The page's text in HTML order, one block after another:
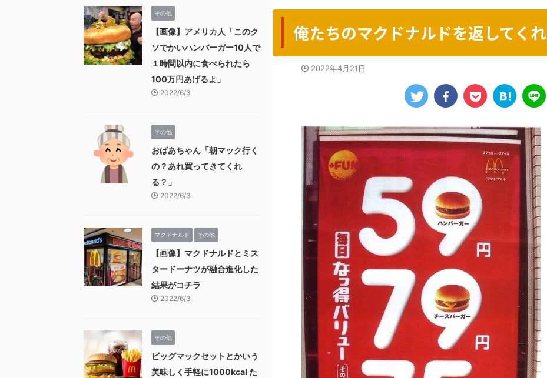
俺たちのマクドナルドを返してくれ
2022年4月21日
その他
【画像】アメリカ人「このク
ソでかいハンバーガー10人で
１時間以内に食べられたら
100万円あげるよ」
2022/6/3
その他
おばあちゃん「朝マック行く
の？あれ買ってきてくれ
る？」
2022/6/3
マクドナルド その他
【画像】マクドナルドとミス
タードーナツが融合進化した
結果がコチラ
2022/6/3
その他
ビッグマックセットとかいう
美味しく手軽に1000kcal た